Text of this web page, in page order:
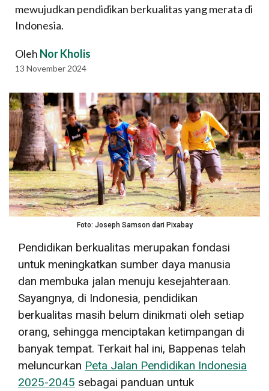
mewujudkan pendidikan berkualitas yang merata di
Indonesia.
Oleh Nor Kholis
13 November 2024
Foto: Joseph Samson dari Pixabay
Pendidikan berkualitas merupakan fondasi
untuk meningkatkan sumber daya manusia
dan membuka jalan menuju kesejahteraan.
Sayangnya, di Indonesia, pendidikan
berkualitas masih belum dinikmati oleh setiap
orang, sehingga menciptakan ketimpangan di
banyak tempat. Terkait hal ini, Bappenas telah
meluncurkan Peta Jalan Pendidikan Indonesia
2025-2045 sebagai panduan untuk